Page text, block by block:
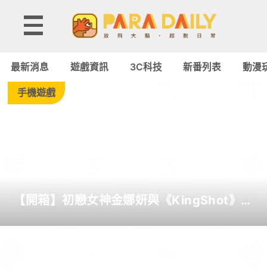
Tag:
流
Online
-
最新消息 遊戲資訊 3C科技 新番列表 動漫
手機遊戲
【開箱】初戀女神金娜妍與《KingShot》再